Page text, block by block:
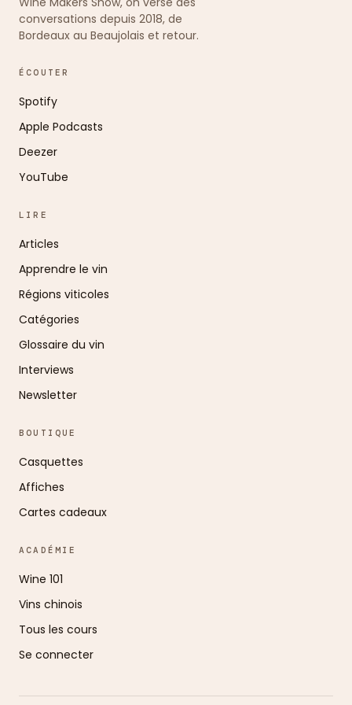
conversations depuis 2018, de
Bordeaux au Beaujolais et retour.
ÉCOUTER
Spotify
Apple Podcasts
Deezer
YouTube
LIRE
Articles
Apprendre le vin
Régions viticoles
Catégories
Glossaire du vin
Interviews
Newsletter
BOUTIQUE
Casquettes
Affiches
Cartes cadeaux
ACADÉMIE
Wine 101
Vins chinois
Tous les cours
Se connecter